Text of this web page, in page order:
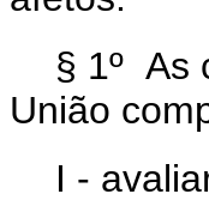
§ 1º As
União
I -